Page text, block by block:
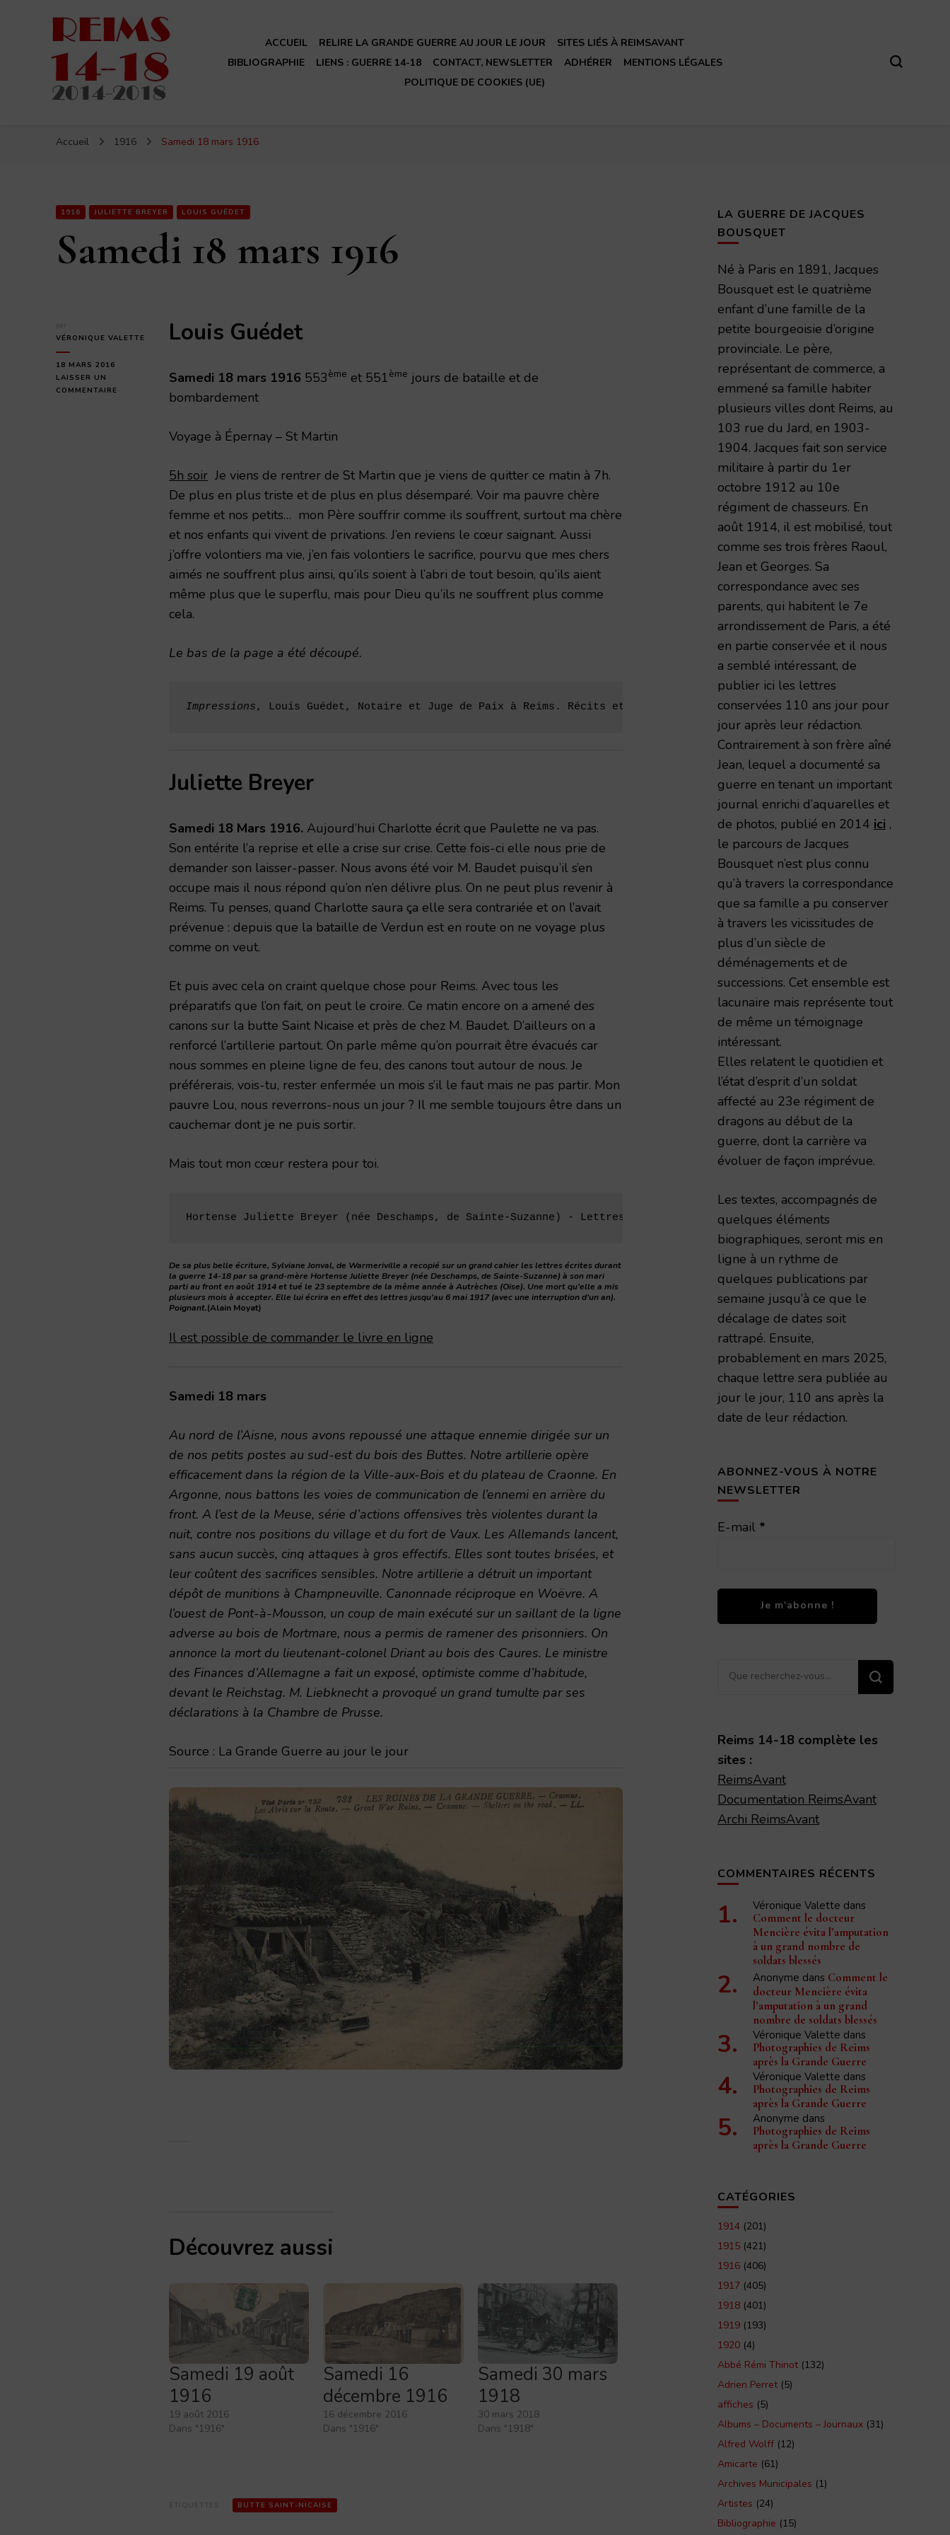
ACCUEIL RELIRE LA GRANDE GUERRE AU JOUR LE JOUR
SITES LIÉS À REIMSAVANT
BIBLIOGRAPHIE
LIENS : GUERRE 14-18 CONTACT, NEWSLETTER ADHÉRER
MENTIONS LÉGALES
POLITIQUE DE COOKIES (UE)
Accueil 1916 Samedi 18 mars 1916
1916 JULIETTE BREYER LOUIS GUÉDET
Samedi 18 mars 1916
VÉRONIQUE VALETTE
18 MARS 2016
LAISSER UN
COMMENTAIRE
Louis Guédet
Samedi 18 mars 1916 553ème et 551ème jours de bataille et de
bombardement
Voyage à Épernay – St Martin
5h soir Je viens de rentrer de St Martin que je viens de quitter ce matin à 7h.
De plus en plus triste et de plus en plus désemparé. Voir ma pauvre chère
femme et nos petits… mon Père souffrir comme ils souffrent, surtout ma chère
et nos enfants qui vivent de privations. J’en reviens le cœur saignant. Aussi
j’offre volontiers ma vie, j’en fais volontiers le sacrifice, pourvu que mes chers
aimés ne souffrent plus ainsi, qu’ils soient à l’abri de tout besoin, qu’ils aient
même plus que le superflu, mais pour Dieu qu’ils ne souffrent plus comme
cela.
Le bas de la page a été découpé.
Impressions, Louis Guédet, Notaire et Juge de Paix à Reims. Récits et impressions de guerre d'un civil rémois 1914-
Juliette Breyer
Samedi 18 Mars 1916. Aujourd’hui Charlotte écrit que Paulette ne va pas.
Son entérite l’a reprise et elle a crise sur crise. Cette fois-ci elle nous prie de
demander son laisser-passer. Nous avons été voir M. Baudet puisqu’il s’en
occupe mais il nous répond qu’on n’en délivre plus. On ne peut plus revenir à
Reims. Tu penses, quand Charlotte saura ça elle sera contrariée et on l’avait
prévenue : depuis que la bataille de Verdun est en route on ne voyage plus
comme on veut.
Et puis avec cela on craint quelque chose pour Reims. Avec tous les
préparatifs que l’on fait, on peut le croire. Ce matin encore on a amené des
canons sur la butte Saint Nicaise et près de chez M. Baudet. D’ailleurs on a
renforcé l’artillerie partout. On parle même qu’on pourrait être évacués car
nous sommes en pleine ligne de feu, des canons tout autour de nous. Je
préférerais, vois-tu, rester enfermée un mois s’il le faut mais ne pas partir. Mon
pauvre Lou, nous reverrons-nous un jour ? Il me semble toujours être dans un
cauchemar dont je ne puis sortir.
Mais tout mon cœur restera pour toi.
Hortense Juliette Breyer (née Deschamps, de Sainte-Suzanne) - Lettres prêtées par sa petite fille Sylviane JONVAL
De sa plus belle écriture, Sylviane Jonval, de Warmeriville a recopié sur un grand cahier les lettres écrites durant
la guerre 14-18 par sa grand-mère Hortense Juliette Breyer (née Deschamps, de Sainte-Suzanne) à son mari
parti au front en août 1914 et tué le 23 septembre de la même année à Autrèches (Oise). Une mort qu’elle a mis
plusieurs mois à accepter. Elle lui écrira en effet des lettres jusqu’au 6 mai 1917 (avec une interruption d’un an).
Poignant.(Alain Moyat)
Il est possible de commander le livre en ligne
Samedi 18 mars
Au nord de l’Aisne, nous avons repoussé une attaque ennemie dirigée sur un
de nos petits postes au sud-est du bois des Buttes. Notre artillerie opère
efficacement dans la région de la Ville-aux-Bois et du plateau de Craonne. En
Argonne, nous battons les voies de communication de l’ennemi en arrière du
front. A l’est de la Meuse, série d’actions offensives très violentes durant la
nuit, contre nos positions du village et du fort de Vaux. Les Allemands lancent,
sans aucun succès, cinq attaques à gros effectifs. Elles sont toutes brisées, et
leur coûtent des sacrifices sensibles. Notre artillerie a détruit un important
dépôt de munitions à Champneuville. Canonnade réciproque en Woëvre. A
l’ouest de Pont-à-Mousson, un coup de main exécuté sur un saillant de la ligne
adverse au bois de Mortmare, nous a permis de ramener des prisonniers. On
annonce la mort du lieutenant-colonel Driant au bois des Caures. Le ministre
des Finances d’Allemagne a fait un exposé, optimiste comme d’habitude,
devant le Reichstag. M. Liebknecht a provoqué un grand tumulte par ses
déclarations à la Chambre de Prusse.
Source : La Grande Guerre au jour le jour
Découvrez aussi
Samedi 19 août
1916
19 août 2016
Dans "1916"
Samedi 16
décembre 1916
16 décembre 2016
Dans "1916"
Samedi 30 mars
1918
30 mars 2018
Dans "1918"
BUTTE SAINT-NICAISE
LA GUERRE DE JACQUES
BOUSQUET
Né à Paris en 1891, Jacques
Bousquet est le quatrième
enfant d’une famille de la
petite bourgeoisie d’origine
provinciale. Le père,
représentant de commerce, a
emmené sa famille habiter
plusieurs villes dont Reims, au
103 rue du Jard, en 1903-
1904. Jacques fait son service
militaire à partir du 1er
octobre 1912 au 10e
régiment de chasseurs. En
août 1914, il est mobilisé, tout
comme ses trois frères Raoul,
Jean et Georges. Sa
correspondance avec ses
parents, qui habitent le 7e
arrondissement de Paris, a été
en partie conservée et il nous
a semblé intéressant, de
publier ici les lettres
conservées 110 ans jour pour
jour après leur rédaction.
Contrairement à son frère aîné
Jean, lequel a documenté sa
guerre en tenant un important
journal enrichi d’aquarelles et
de photos, publié en 2014 ici ,
le parcours de Jacques
Bousquet n’est plus connu
qu’à travers la correspondance
que sa famille a pu conserver
à travers les vicissitudes de
plus d’un siècle de
déménagements et de
successions. Cet ensemble est
lacunaire mais représente tout
de même un témoignage
intéressant.
Elles relatent le quotidien et
l’état d’esprit d’un soldat
affecté au 23e régiment de
dragons au début de la
guerre, dont la carrière va
évoluer de façon imprévue.
Les textes, accompagnés de
quelques éléments
biographiques, seront mis en
ligne à un rythme de
quelques publications par
semaine jusqu’à ce que le
décalage de dates soit
rattrapé. Ensuite,
probablement en mars 2025,
chaque lettre sera publiée au
jour le jour, 110 ans après la
date de leur rédaction.
ABONNEZ-VOUS À NOTRE
NEWSLETTER
E-mail *
Vous
Reims 14-18 complète les
sites :
ReimsAvant
Documentation ReimsAvant
Archi ReimsAvant
COMMENTAIRES RÉCENTS
Véronique Valette dans
Comment le docteur
Mencière évita l’amputation
à un grand nombre de
soldats blessés
Anonyme dans Comment le
docteur Mencière évita
l’amputation à un grand
nombre de soldats blessés
Véronique Valette dans
Photographies de Reims
après la Grande Guerre
Véronique Valette dans
Photographies de Reims
après la Grande Guerre
Anonyme dans
Photographies de Reims
après la Grande Guerre
CATÉGORIES
1914 (201)
1915 (421)
1916 (406)
1917 (405)
1918 (401)
1919 (193)
1920 (4)
Abbé Rémi Thinot(132)
Adrien Perret(5)
affiches (5)
Albums – Documents – Journaux (31)
Alfred Wolff (12)
Amicarte (61)
Archives Municipales (1)
Artistes (24)
Bibliographie (15)